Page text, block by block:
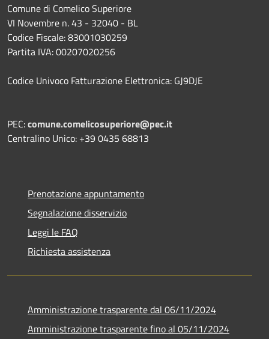
Comune di Comelico Superiore
VI Novembre n. 43 - 32040 - BL
Codice Fiscale: 83001030259
Partita IVA: 00207020256
Codice Univoco Fatturazione Elettronica: GJ9DJE
PEC:comune.comelicosuperiore@pec.it
Centralino Unico: +39 0435 68813
Prenotazione appuntamento
Segnalazione disservizio
Leggi le FAQ
Richiesta assistenza
Amministrazione trasparente dal 06/11/2024
Amministrazione trasparente fino al 05/11/2024